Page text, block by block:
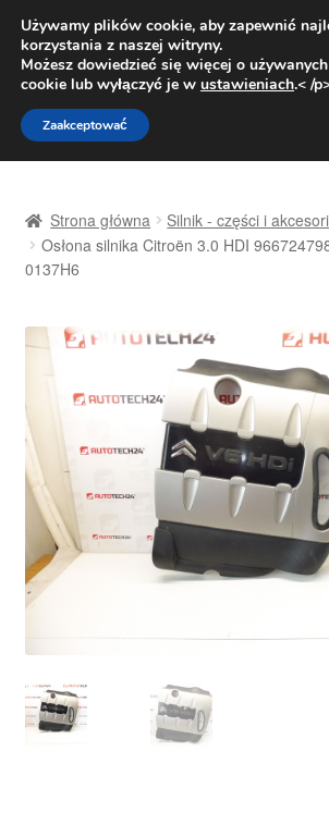
DOSTAWA od 31
Pn.-pt. 9:00-16:00800
Przejdź
do
nawigacji
Przejdź
do
treści
Dostawa
Kontakt
Moje konto
O nas
Płatności
Polityka prywatności
Procedura reklamacyjna
Skarga
Strona główna Silnik - części i
Osłona silnika Citroën 3.0 HDI
0137H6
Używamy plików cookie, aby zapewnić
korzystania z naszej witryny.
Możesz dowiedzieć się więcej o
cookie lub wyłączyć je w ustawieniach.< /
Zaakceptować